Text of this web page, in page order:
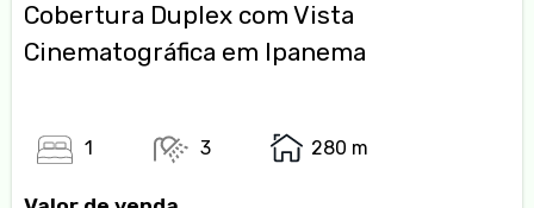
Cobertura Duplex com Vista
Cinematográfica em Ipanema
1 3 280 m